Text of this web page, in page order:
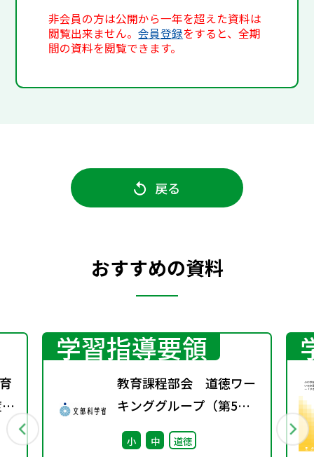
非会員の方は公開から一年を超えた資料は
閲覧出来ません。会員登録をすると、全期
間の資料を閲覧できます。
戻る
おすすめの資料
学習指導要領
教育課程部会 道徳ワー
キンググループ（第5
回） 配付資料
小 中 道徳